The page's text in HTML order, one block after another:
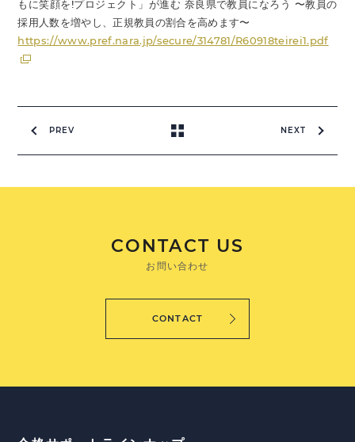
もに笑顔を!プロジェクト」が進む 奈良県で教員になろう 〜教員の
採用人数を増やし、正規教員の割合を高めます〜
https://www.pref.nara.jp/secure/314781/R60918teirei1.pdf
PREV NEXT
CONTACT US
お問い合わせ
CONTACT